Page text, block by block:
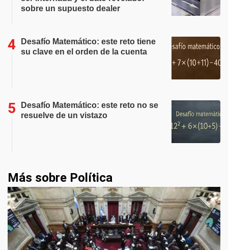
sobre un supuesto dealer
Desafío Matemático: este reto tiene
su clave en el orden de la cuenta
Desafío Matemático: este reto no se
resuelve de un vistazo
Más sobre Política